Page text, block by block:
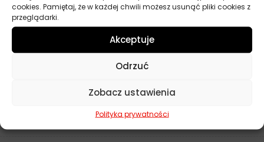
cookies. Pamiętaj, że w każdej chwili możesz usunąć pliki cookies z
przeglądarki.
Akceptuje
Odrzuć
Zobacz ustawienia
Polityka prywatności
Parametry techniczne
Producent Motul